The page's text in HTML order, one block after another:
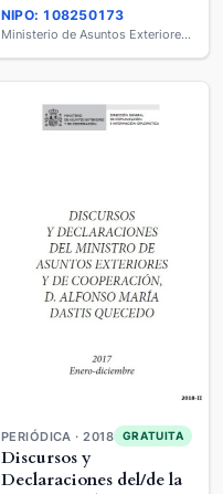
NIPO: 108250173
Ministerio de Asuntos Exteriores, Unión Europea y Cooperación
PERIÓDICA · 2018 GRATUITA
Discursos y
Declaraciones del/de la